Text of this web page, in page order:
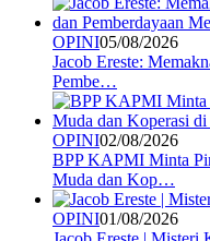
OPINI05/08/2026
Jacob Ereste:
Pembe…
OPINI02/08/2026
BPP KAPMI Minta
Muda dan Kop…
OPINI01/08/2026